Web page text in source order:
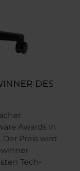
DES
Awards in
Der Preis wird
Tech-